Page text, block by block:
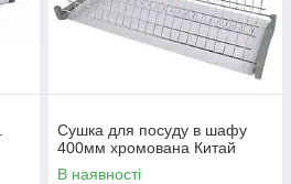
Сушка для посуду в шафу
400мм хромована Китай
В наявності